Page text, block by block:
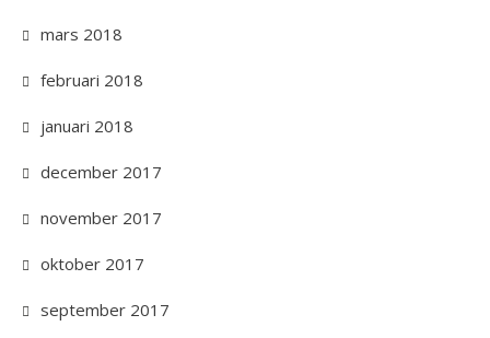
mars 2018
februari 2018
januari 2018
december 2017
november 2017
oktober 2017
september 2017